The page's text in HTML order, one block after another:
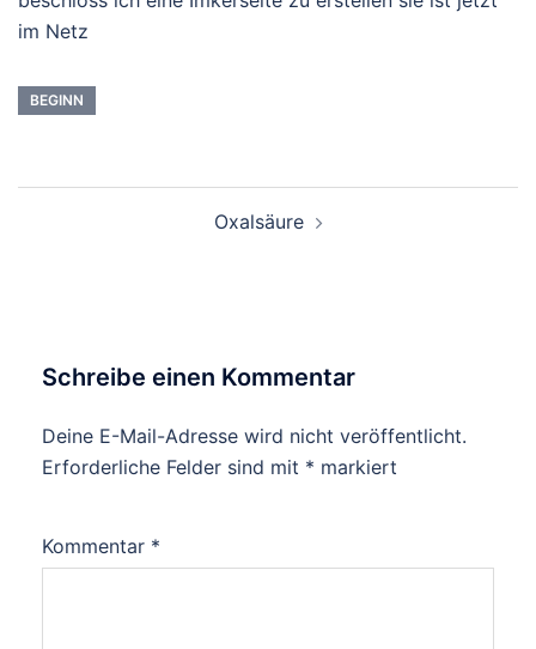
im Netz
BEGINN
Oxalsäure
Schreibe einen Kommentar
Deine E-Mail-Adresse wird nicht veröffentlicht.
Erforderliche Felder sind mit * markiert
Kommentar *